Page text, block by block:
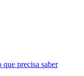
precisa saber